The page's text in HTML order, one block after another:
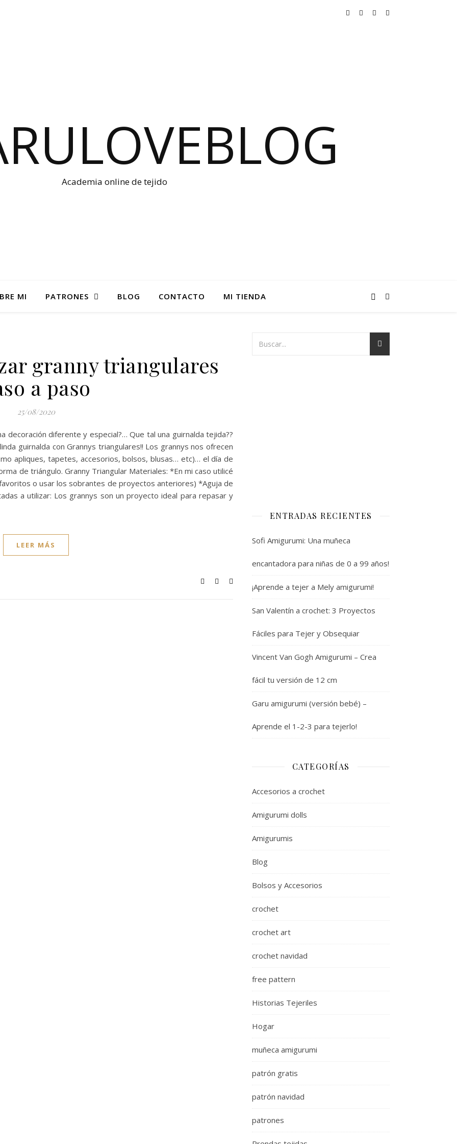
Academia online de tejido
MI PATRONES BLOG CONTACTO MI TIENDA
granny triangulares
a paso
25/08/2020
decoración diferente y especial?… Que tal una guirnalda tejida??
guirnalda con Grannys triangulares!! Los grannys nos ofrecen
apliques, tapetes, accesorios, bolsos, blusas… etc)… el día de
de triángulo. Granny Triangular Materiales: *En mi caso utilicé
o usar los sobrantes de proyectos anteriores) *Aguja de
a utilizar: Los grannys son un proyecto ideal para repasar y
LEER MÁS
ENTRADAS RECIENTES
Sofi Amigurumi: Una muñeca
encantadora para niñas de 0 a 99 años!
¡Aprende a tejer a Mely amigurumi!
San Valentín a crochet: 3 Proyectos
Fáciles para Tejer y Obsequiar
Vincent Van Gogh Amigurumi – Crea
fácil tu versión de 12 cm
Garu amigurumi (versión bebé) –
Aprende el 1-2-3 para tejerlo!
CATEGORÍAS
Accesorios a crochet
Amigurumi dolls
Amigurumis
Blog
Bolsos y Accesorios
crochet
crochet art
crochet navidad
free pattern
Historias Tejeriles
Hogar
muñeca amigurumi
patrón gratis
patrón navidad
patrones